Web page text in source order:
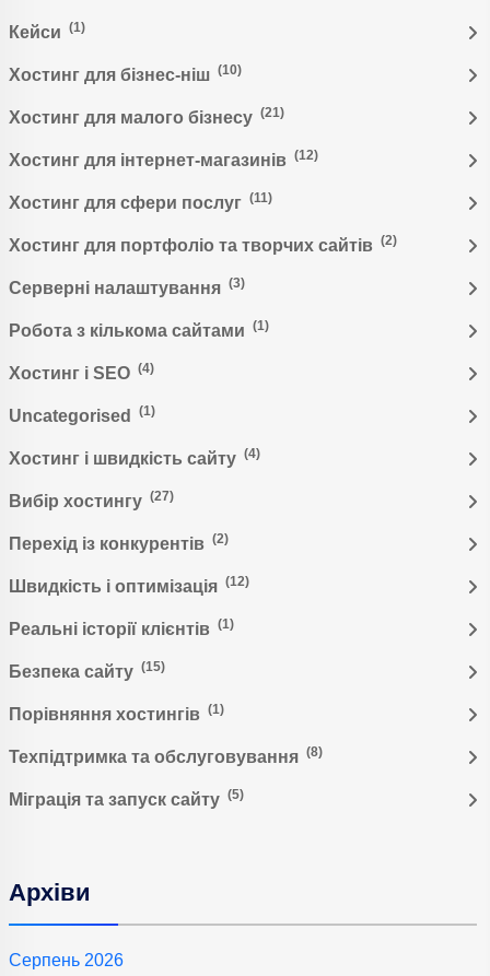
Кейси (1)
Хостинг для бізнес-ніш (10)
Хостинг для малого бізнесу (21)
Хостинг для інтернет-магазинів (12)
Хостинг для сфери послуг (11)
Хостинг для портфоліо та творчих сайтів (2)
Серверні налаштування (3)
Робота з кількома сайтами (1)
Хостинг і SEO (4)
Uncategorised (1)
Хостинг і швидкість сайту (4)
Вибір хостингу (27)
Перехід із конкурентів (2)
Швидкість і оптимізація (12)
Реальні історії клієнтів (1)
Безпека сайту (15)
Порівняння хостингів (1)
Техпідтримка та обслуговування (8)
Міграція та запуск сайту (5)
Архіви
Серпень 2026